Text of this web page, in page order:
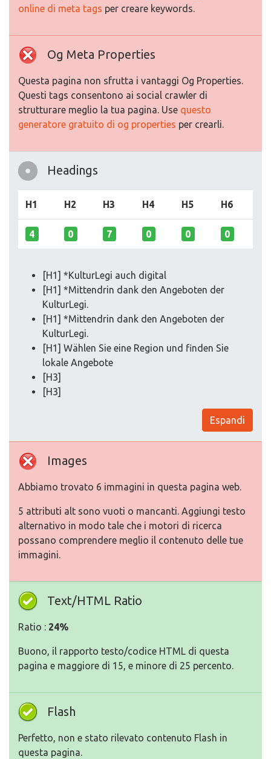
online di meta tags per creare keywords.
Og Meta Properties
Questa pagina non sfrutta i vantaggi Og Properties.
Questi tags consentono ai social crawler di
strutturare meglio la tua pagina. Use questo
generatore gratuito di og properties per crearli.
Headings
H1 H2 H3 H4 H5 H6
4 0 7 0 0 0
[H1] *KulturLegi auch digital
[H1] *Mittendrin dank den Angeboten der
KulturLegi.
[H1] *Mittendrin dank den Angeboten der
KulturLegi.
[H1] Wählen Sie eine Region und finden Sie
lokale Angebote
[H3]
[H3]
Espandi
Images
Abbiamo trovato 6 immagini in questa pagina web.
5 attributi alt sono vuoti o mancanti. Aggiungi testo
alternativo in modo tale che i motori di ricerca
possano comprendere meglio il contenuto delle tue
immagini.
Text/HTML Ratio
Ratio : 24%
Buono, il rapporto testo/codice HTML di questa
pagina e maggiore di 15, e minore di 25 percento.
Flash
Perfetto, non e stato rilevato contenuto Flash in
questa pagina.